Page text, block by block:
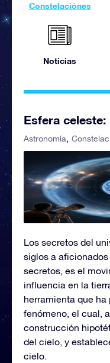
Constelaciónes
Noticias
Esfera
Astronomía
Los secretos del
siglos a
secretos, es el
influencia en la
herramienta que
fenómeno, el cual,
construcción
del cielo, y
cielo.